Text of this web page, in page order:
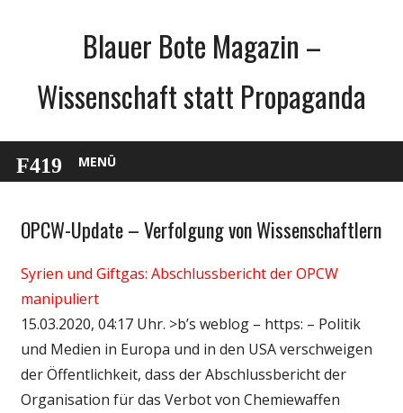
Blauer Bote Magazin –
Wissenschaft statt Propaganda
MENÜ
Gesellschaft
Politik
Wissenschaft
OPCW-Update – Verfolgung von Wissenschaftlern
Syrien und Giftgas: Abschlussbericht der OPCW
manipuliert
15.03.2020, 04:17 Uhr. >b’s weblog – https: – Politik
und Medien in Europa und in den USA verschweigen
der Öffentlichkeit, dass der Abschlussbericht der
Organisation für das Verbot von Chemiewaffen